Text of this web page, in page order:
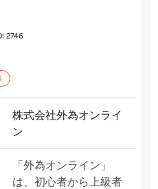
2746
株式会社外為オンライ
ン
「外為オンライン」
は、初心者から上級者